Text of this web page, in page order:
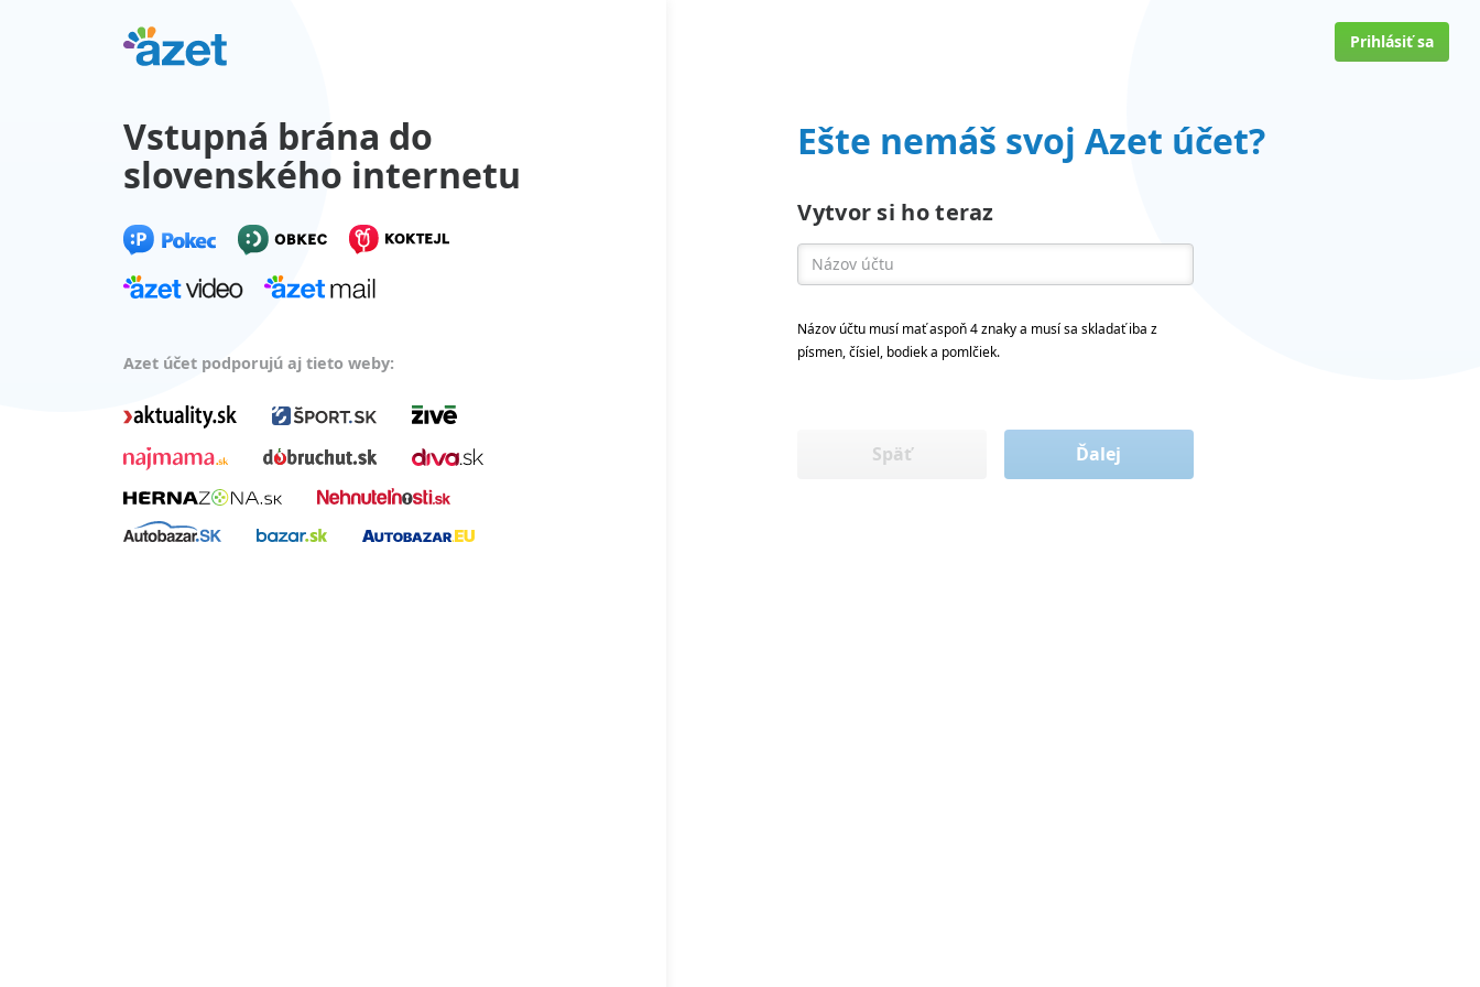
Prihlásiť sa
Vstupná brána do
slovenského internetu
Azet účet podporujú aj tieto weby:
Ešte nemáš svoj Azet účet?
Vytvor si ho teraz
Názov účtu musí mať aspoň 4 znaky a musí sa skladať iba z
písmen, čísiel, bodiek a pomlčiek.